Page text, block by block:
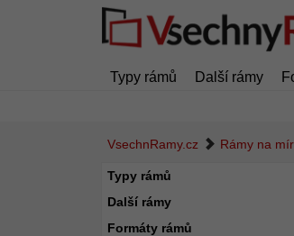
Typy rámů Další rámy
VsechnRamy.cz Rámy na
Typy rámů
Další rámy
Formáty rámů